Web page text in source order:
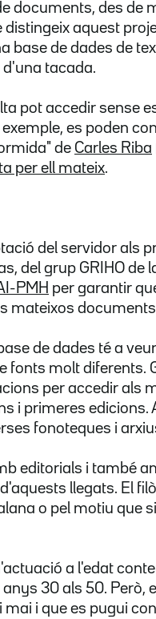
documents, des de
aquest
base de dades de
tacada.
pot accedir sense
es poden
de Carles Riba
per ell mateix.
del servidor als
del grup GRIHO de
PMH per garantir
mateixos
de dades té a
fonts molt diferents.
per accedir als
i primeres edicions.
fonoteques i
editorials i també
llegats. El
o pel motiu que
a l'edat
30 als 50. Però,
mai i que es pugui